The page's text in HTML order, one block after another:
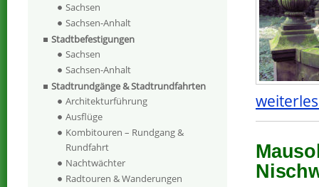
Sachsen
Sachsen-Anhalt
Stadtbefestigungen
Sachsen
Sachsen-Anhalt
Stadtrundgänge & Stadtrundfahrten
Architekturführung
Ausflüge
Kombitouren – Rundgang &
Rundfahrt
Nachtwächter
Radtouren & Wanderungen